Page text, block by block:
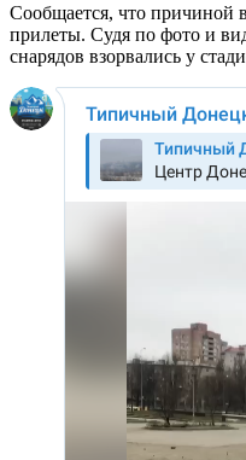
Сообщается, что причиной
прилеты. Судя по фото и
снарядов взорвались у